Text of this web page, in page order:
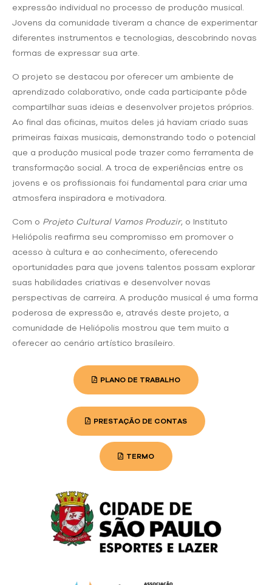
expressão individual no processo de produção musical.
Jovens da comunidade tiveram a chance de experimentar
diferentes instrumentos e tecnologias, descobrindo novas
formas de expressar sua arte.
O projeto se destacou por oferecer um ambiente de
aprendizado colaborativo, onde cada participante pôde
compartilhar suas ideias e desenvolver projetos próprios.
Ao final das oficinas, muitos deles já haviam criado suas
primeiras faixas musicais, demonstrando todo o potencial
que a produção musical pode trazer como ferramenta de
transformação social. A troca de experiências entre os
jovens e os profissionais foi fundamental para criar uma
atmosfera inspiradora e motivadora.
Com o Projeto Cultural Vamos Produzir, o Instituto
Heliópolis reafirma seu compromisso em promover o
acesso à cultura e ao conhecimento, oferecendo
oportunidades para que jovens talentos possam explorar
suas habilidades criativas e desenvolver novas
perspectivas de carreira. A produção musical é uma forma
poderosa de expressão e, através deste projeto, a
comunidade de Heliópolis mostrou que tem muito a
oferecer ao cenário artístico brasileiro.
PLANO DE TRABALHO
PRESTAÇÃO DE CONTAS
TERMO